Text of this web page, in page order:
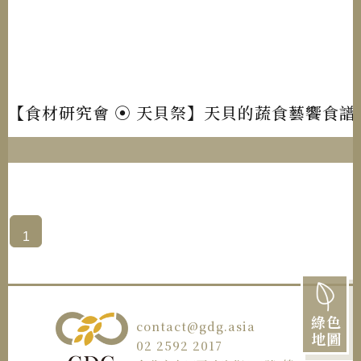
綠色
地圖
【食材研究會 ⦿ 天貝祭】天貝的蔬食藝饗食
1
contact@gdg.asia
02 2592 2017